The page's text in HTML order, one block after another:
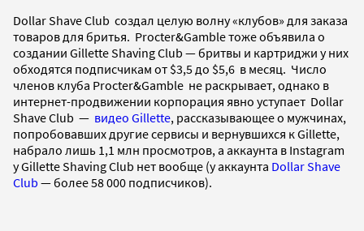
Dollar Shave Club создал целую волну «клубов» для заказа
товаров для бритья. Procter&Gamble тоже объявила о
создании Gillette Shaving Club — бритвы и картриджи у них
обходятся подписчикам от $3,5 до $5,6 в месяц. Число
членов клуба Procter&Gamble не раскрывает, однако в
интернет-продвижении корпорация явно уступает Dollar
Shave Club — видео Gillette, рассказывающее о мужчинах,
попробовавших другие сервисы и вернувшихся к Gillette,
набрало лишь 1,1 млн просмотров, а аккаунта в Instagram
у Gillette Shaving Club нет вообще (у аккаунта Dollar Shave
Club — более 58 000 подписчиков).